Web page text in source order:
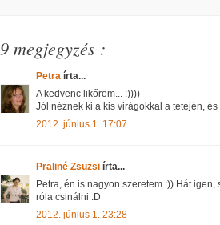
9 megjegyzés :
Petra írta...
A kedvenc likőröm... :))))
Jól néznek ki a kis virágokkal a tetején,
2012. június 1. 17:07
Praliné Zsuzsi írta...
Petra, én is nagyon szeretem :)) Hát
róla csinálni :D
2012. június 1. 23:28